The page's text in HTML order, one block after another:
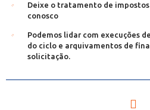
Deixe o tratamento de
conosco
Podemos lidar com execuções
do ciclo e arquivamentos de
solicitação.